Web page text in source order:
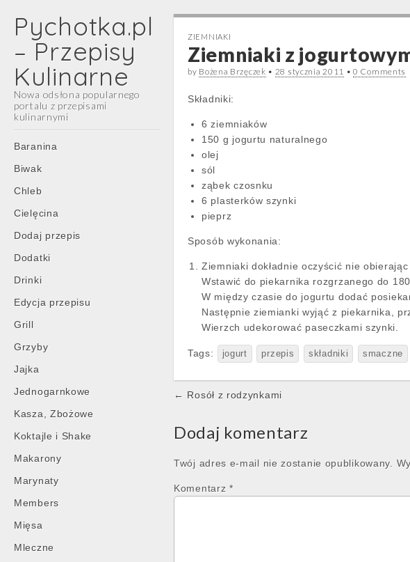
Pychotka.pl
– Przepisy
Kulinarne
Nowa odsłona popularnego
portalu z przepisami
kulinarnymi
Main
menu
Skip
content
Baranina
Biwak
Chleb
Cielęcina
Dodaj przepis
Dodatki
Drinki
Edycja przepisu
Grill
Grzyby
Jajka
Jednogarnkowe
Kasza, Zbożowe
Koktajle i Shake
Makarony
Marynaty
Members
Mięsa
Mleczne
ZIEMNIAKI
Ziemniaki z
by Bożena Brzęczek • 28 stycznia 2011 •0 Comments
Składniki:
6 ziemniaków
150 g jogurtu naturalnego
olej
sól
ząbek czosnku
6 plasterków szynki
pieprz
Sposób wykonania:
Ziemniaki dokładnie oczyścić nie
Wstawić do piekarnika rozgrzanego do
W między czasie do jogurtu dodać
Następnie ziemianki wyjąć z piekarnika,
Wierzch udekorować paseczkami szynki.
Tags: jogurt przepis składniki smaczne
Post
← Rosół z rodzynkami
Dodaj komentarz
Twój adres e-mail nie zostanie opublikowany.
Komentarz *